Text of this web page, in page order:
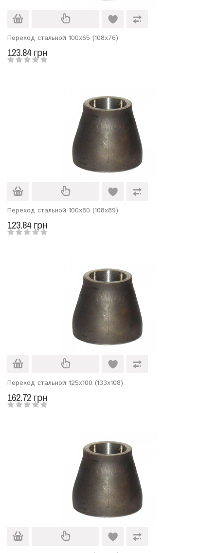
Переход стальной 100х65 (108х76)
123.84 грн
Переход стальной 100х80 (108х89)
123.84 грн
Переход стальной 125х100 (133х108)
162.72 грн